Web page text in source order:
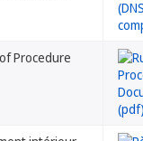
Procedure